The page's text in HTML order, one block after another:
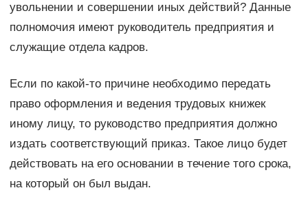
увольнении и совершении иных действий? Данные
полномочия имеют руководитель предприятия и
служащие отдела кадров.
Если по какой-то причине необходимо передать
право оформления и ведения трудовых книжек
иному лицу, то руководство предприятия должно
издать соответствующий приказ. Такое лицо будет
действовать на его основании в течение того срока,
на который он был выдан.